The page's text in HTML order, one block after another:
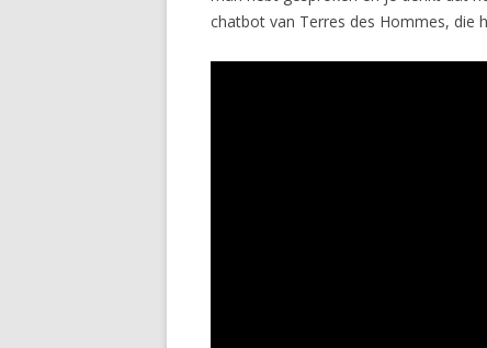
chatbot van Terres des Hommes, die